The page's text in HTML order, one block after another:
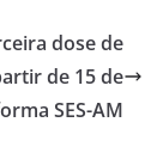
dose de
de 15 de
SES-AM